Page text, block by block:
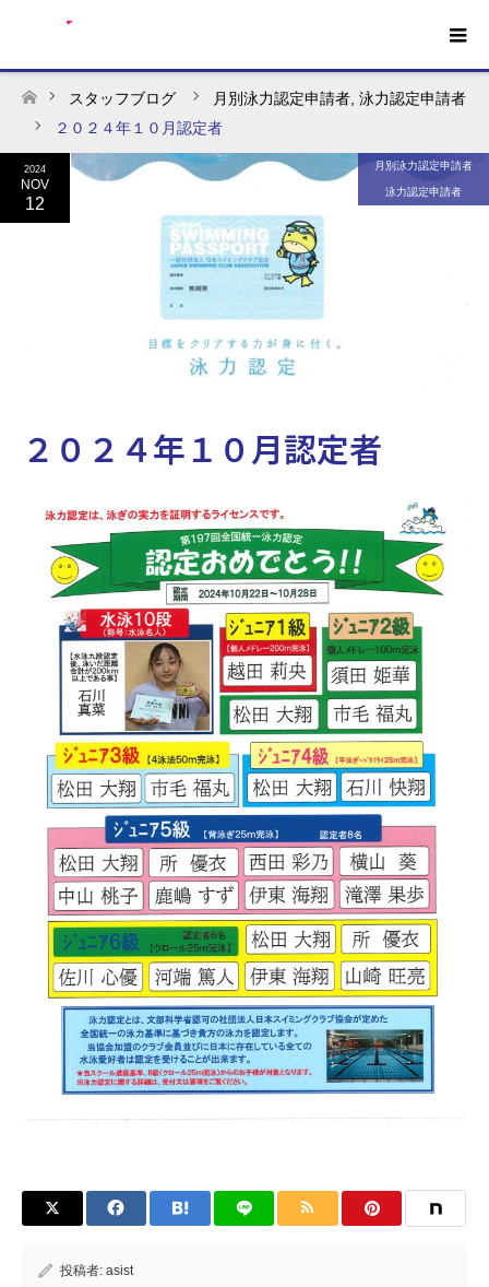
ホーム
スタッフブログ 月別泳力認定申請者 泳力認定申請者
２０２４年１０月認定者
2024
NOV
12
月別泳力認定申請者
泳力認定申請者
２０２４年１０月認定者
投稿者: asist